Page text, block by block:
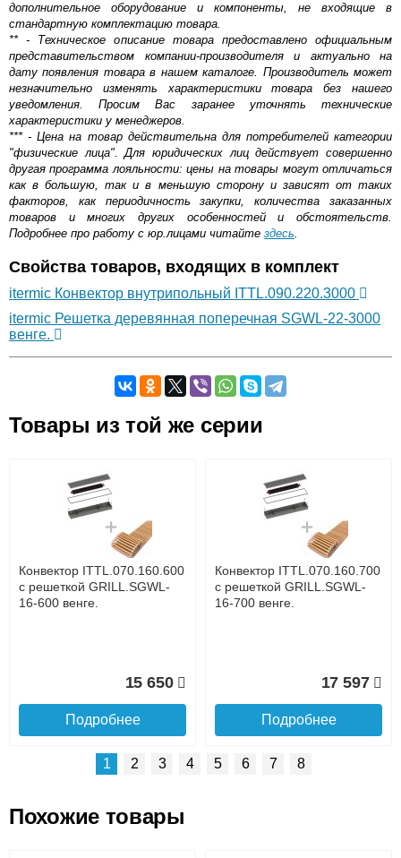
дополнительное оборудование и компоненты, не входящие в
стандартную комплектацию товара.
** - Техническое описание товара предоставлено официальным
представительством компании-производителя и актуально на
дату появления товара в нашем каталоге. Производитель может
незначительно изменять характеристики товара без нашего
уведомления. Просим Вас заранее уточнять технические
характеристики у менеджеров.
*** - Цена на товар действительна для потребителей категории
"физические лица". Для юридических лиц действует совершенно
другая программа лояльности: цены на товары могут отличаться
как в большую, так и в меньшую сторону и зависят от таких
факторов, как периодичность закупки, количества заказанных
товаров и многих других особенностей и обстоятельств.
Подробнее про работу с юр.лицами читайте здесь.
Свойства товаров, входящих в комплект
itermic Конвектор внутрипольный ITTL.090.220.3000
itermic Решетка деревянная поперечная SGWL-22-3000
венге.
Оставьте отзыв
Доставка сантехники по Москве и Московской области
Наличный расчёт
Банковской картой на сайте в режиме реального
времени
Банковской картой при получении товара как при
доставке, так и самовывозом
Интернет-деньгами (Yandex-деньги, Web-money,
Qiwi-кошельки и другие).
Безналичный расчёт (возможно и с НДС)
Товары из той же серии
Конвектор ITTL.070.160.600
с решеткой GRILL.SGWL-
16-600 венге.
15 650
Подробнее
Конвектор ITTL.070.160.700
с решеткой GRILL.SGWL-
16-700 венге.
17 597
Подробнее
1 2 3 4 5 6 7 8
Похожие товары